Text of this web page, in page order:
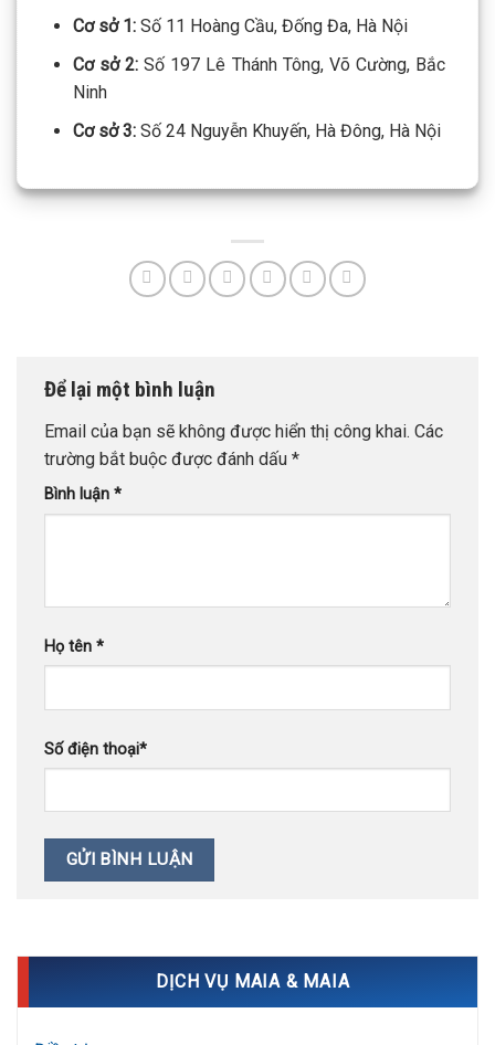
Cơ sở 1: Số 11 Hoàng Cầu, Đống Đa, Hà Nội
Cơ sở 2: Số 197 Lê Thánh Tông, Võ Cường, Bắc
Ninh
Cơ sở 3:Số 24 Nguyễn Khuyến, Hà Đông, Hà Nội
Để lại một bình luận
Email của bạn sẽ không được hiển thị công khai. Các
trường bắt buộc được đánh dấu *
Bình luận *
Họ tên *
Số điện thoại*
DỊCH VỤ MAIA & MAIA